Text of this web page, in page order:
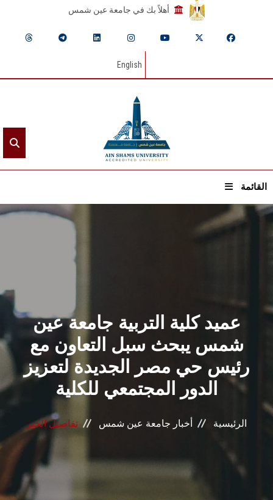
أهلاً بك في جامعة عين شمس
English
القائمة
القطاعـات
الشئون الأكاديمية
البحث العلمي
الرعاية الصحية
المراكز والوحدات
الأنظمة الذكية
الإعلام
عميد كلية التربية جامعة عين
شمس يبحث سبل التعاون مع
رئيس حي مصر الجديدة لتعزيز
الدور المجتمعي للكلية
الرئيسية أخبار جامعة عين شمس تفاصيل الخبر